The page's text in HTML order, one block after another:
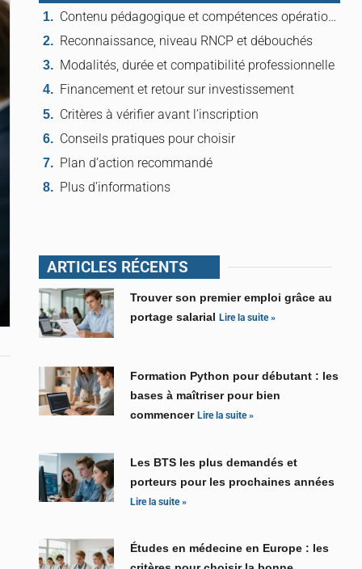
Contenu pédagogique et compétences opérationnelles
Reconnaissance, niveau RNCP et débouchés
Modalités, durée et compatibilité professionnelle
Financement et retour sur investissement
Critères à vérifier avant l’inscription
Conseils pratiques pour choisir
Plan d’action recommandé
Plus d’informations
ARTICLES RÉCENTS
Trouver son premier emploi grâce au
portage salarialLire la suite »
Formation Python pour débutant : les
bases à maîtriser pour bien
commencerLire la suite »
Les BTS les plus demandés et
porteurs pour les prochaines années
Lire la suite »
Études en médecine en Europe : les